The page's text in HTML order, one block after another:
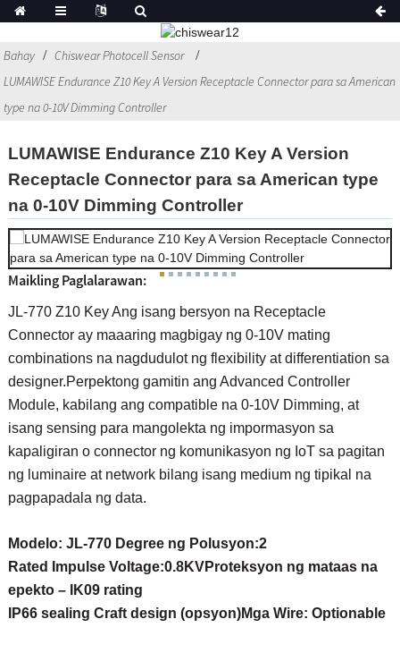
Bahay
Chiswear Photocell Sensor
LUMAWISE Endurance Z10 Key A Version Receptacle Connector para sa American
type na 0-10V Dimming Controller
LUMAWISE Endurance Z10 Key A Version
Receptacle Connector para sa American type
na 0-10V Dimming Controller
Maikling Paglalarawan:
JL-770 Z10 Key Ang isang bersyon na Receptacle
Connector ay maaaring magbigay ng 0-10V mating
combinations na nagdudulot ng flexibility at differentiation sa
designer.Perpektong gamitin ang Advanced Controller
Module, kabilang ang compatible na 0-10V Dimming, at
isang sensing para mangolekta ng impormasyon sa
kapaligiran o connector ng komunikasyon ng IoT sa pagitan
ng luminaire at network bilang isang medium ng tipikal na
pagpapadala ng data.
Modelo: JL-770 Degree ng Polusyon:2
Rated Impulse Voltage:0.8KVProteksyon ng mataas na
epekto – IK09 rating
IP66 sealing Craft design (opsyon)Mga Wire: Optionable